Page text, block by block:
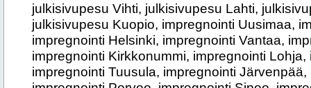
julkisivupesu Vihti, julkisivupesu Lahti,
julkisivupesu Kuopio, impregnointi Uusimaa,
impregnointi Helsinki, impregnointi Vantaa,
impregnointi Kirkkonummi, impregnointi
impregnointi Tuusula, impregnointi